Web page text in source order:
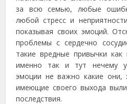
за всю семью, любые
любой стресс и
показывая своих эмоций.
проблемы с сердечно
такие вредные привычки
именно так и тут нечему
эмоции не важно какие они,
имеющие своего выхода
последствия.